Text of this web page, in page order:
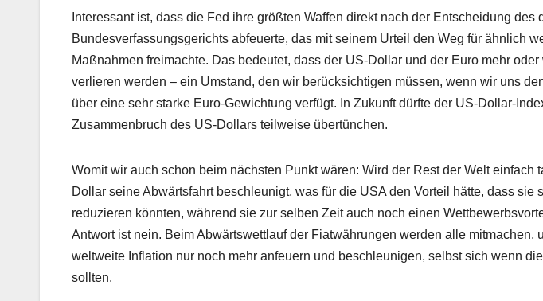
Interessant ist, dass die Fed ihre größten Waffen direkt nach der Entscheidung des
Bundesverfassungsgerichts abfeuerte, das mit seinem Urteil den Weg für ähnlich
Maßnahmen freimachte. Das bedeutet, dass der US-Dollar und der Euro mehr
verlieren werden – ein Umstand, den wir berücksichtigen müssen, wenn wir uns
über eine sehr starke Euro-Gewichtung verfügt. In Zukunft dürfte der US-Dollar-
Zusammenbruch des US-Dollars teilweise übertünchen.
Womit wir auch schon beim nächsten Punkt wären: Wird der Rest der Welt einfach
Dollar seine Abwärtsfahrt beschleunigt, was für die USA den Vorteil hätte, dass sie
reduzieren könnten, während sie zur selben Zeit auch noch einen
Antwort ist nein. Beim Abwärtswettlauf der Fiatwährungen werden alle mitmachen,
weltweite Inflation nur noch mehr anfeuern und beschleunigen, selbst sich wenn
sollten.